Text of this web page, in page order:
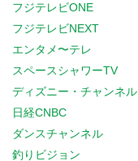
フジテレビONE
フジテレビNEXT
エンタメ〜テレ
スペースシャワーTV
ディズニー・チャンネル
日経CNBC
ダンスチャンネル
釣りビジョン